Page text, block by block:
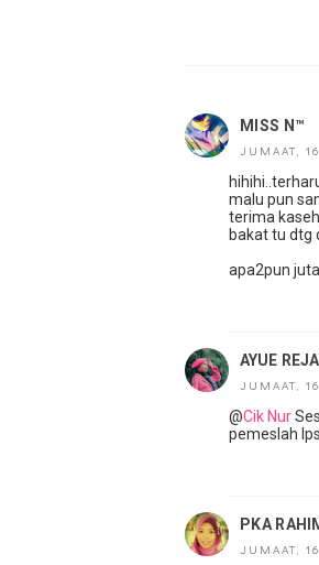
MISS N™
JUMAAT,
malu pun
terima
bakat tu dtg
apa2pun
AYUE
JUMAAT,
@Cik Nur
pemeslah lps
PKA
JUMAAT,